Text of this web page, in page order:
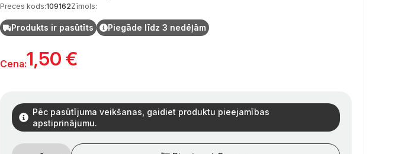
Preces kods:109162Zīmols:
Produkts ir pasūtīts Piegāde līdz 3 nedēļām
Cena:1,50 €
Pēc pasūtījuma veikšanas, gaidiet produktu pieejamības
apstiprinājumu.
GOK